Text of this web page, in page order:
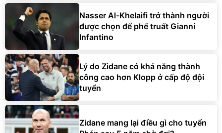
Nasser Al-Khelaifi trở thành người
được chọn để phế truất Gianni
Infantino
Lý do Zidane có khả năng thành
công cao hơn Klopp ở cấp độ đội
tuyển
Zidane mang lại điều gì cho tuyển